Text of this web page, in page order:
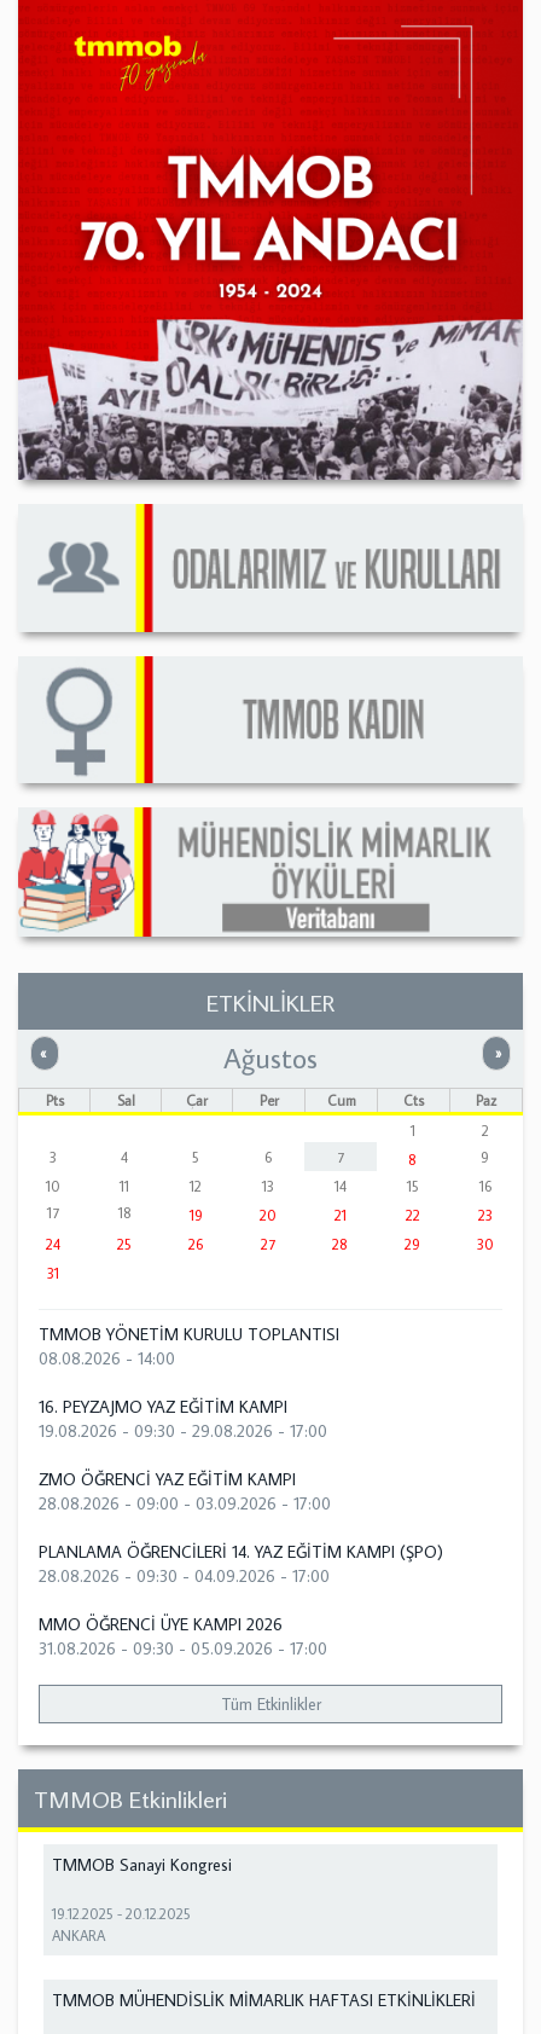
ETKİNLİKLER
« Önceki »
Ağustos
Pts Sal Çar Per Cum Cts
Paz
1
2
3
4 5 6 7 8
9
10
11 12 13 14 15
16
17
18 19 20 21 22
23
24
25 26 27 28 29
30
31
TMMOB YÖNETİM KURULU TOPLANTISI
08.08.2026 - 14:00
16. PEYZAJMO YAZ EĞİTİM KAMPI
19.08.2026 - 09:30 - 29.08.2026 - 17:00
ZMO ÖĞRENCİ YAZ EĞİTİM KAMPI
28.08.2026 - 09:00 - 03.09.2026 - 17:00
PLANLAMA ÖĞRENCİLERİ 14. YAZ EĞİTİM KAMPI (ŞPO)
28.08.2026 - 09:30 - 04.09.2026 - 17:00
MMO ÖĞRENCİ ÜYE KAMPI 2026
31.08.2026 - 09:30 - 05.09.2026 - 17:00
Tüm Etkinlikler
TMMOB Etkinlikleri
TMMOB Sanayi Kongresi
19.12.2025 -20.12.2025
ANKARA
TMMOB MÜHENDİSLİK MİMARLIK HAFTASI ETKİNLİKLERİ